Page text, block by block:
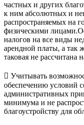
частных и других
к ним абсолютных и
распространяемых на
физическими
налогов на все виды
арендной платы, а так
таковая не рассчитана
 Учитывать
обеспечению условий
административных
минимума и не
благоустройству для